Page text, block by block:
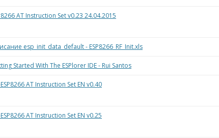
AT Instruction Set v0.23 24.04.2015
esp_init_data_default - ESP8266_RF_Init.xls
Started With The ESPlorer IDE - Rui Santos
AT Instruction Set EN v0.40
AT Instruction Set EN v0.25